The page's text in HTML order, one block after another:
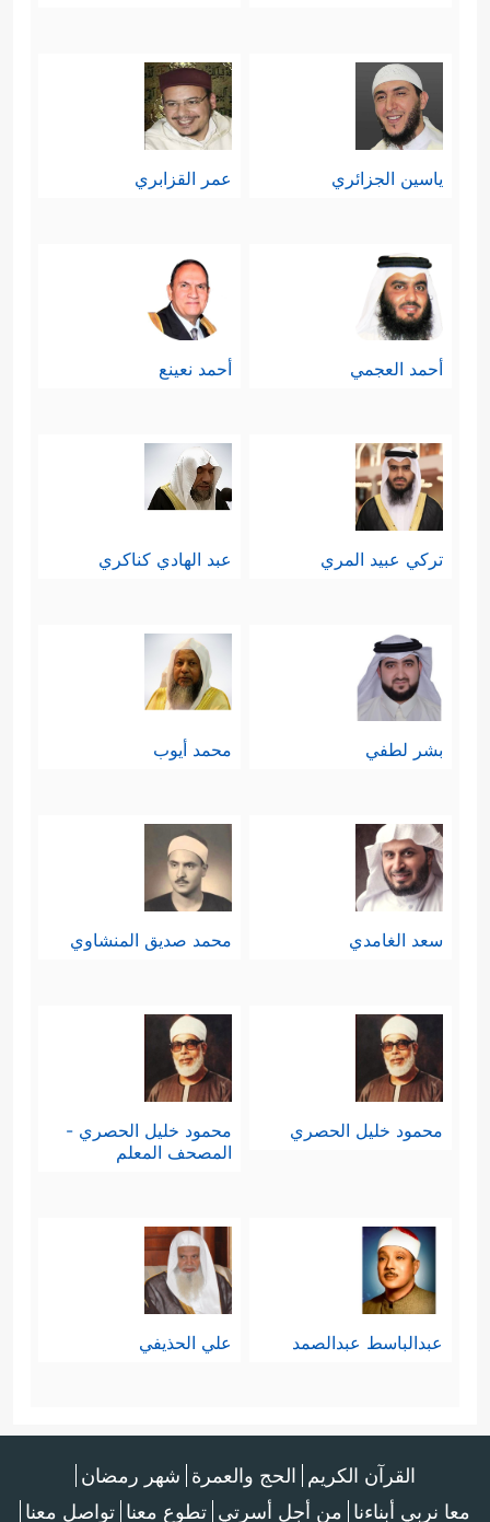
ياسين الجزائري عمر القزابري
أحمد العجمي أحمد نعينع
تركي عبيد المري عبد الهادي كناكري
بشر لطفي محمد أيوب
سعد الغامدي محمد صديق المنشاوي
محمود خليل الحصري
محمود خليل الحصري -
المصحف المعلم
عبدالباسط عبدالصمد علي الحذيفي
القرآن الكريم الحج والعمرة شهر رمضان
معا نربي أبناءنا من أجل أسرتي تطوع معنا تواصل معنا